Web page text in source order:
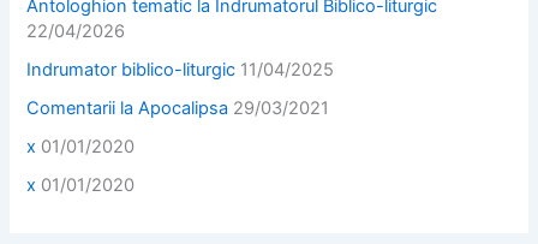
Antologhion tematic la Indrumatorul Biblico-liturgic
22/04/2026
Indrumator biblico-liturgic 11/04/2025
Comentarii la Apocalipsa 29/03/2021
x 01/01/2020
x 01/01/2020